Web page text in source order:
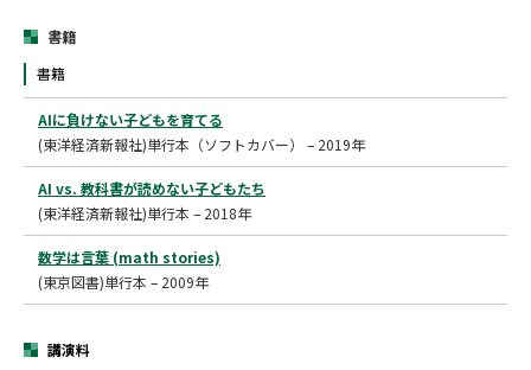
書籍
書籍
AIに負けない子どもを育てる
(東洋経済新報社)単行本（ソフトカバー） – 2019年
AI vs. 教科書が読めない子どもたち
(東洋経済新報社)単行本 – 2018年
数学は言葉 (math stories)
(東京図書)単行本 – 2009年
講演料